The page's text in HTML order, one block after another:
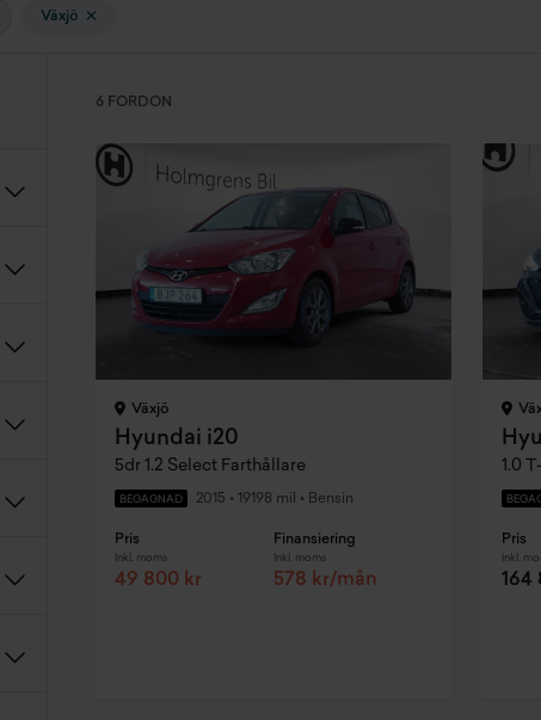
Växjö
6 FORDON
Växjö
Hyundai i20
5dr 1.2 Select Farthållare
BEGAGNAD 2015 • 19198 mil • Bensin
Pris
Inkl. moms
49 800 kr
Finansiering
Inkl. moms
578 kr/mån
1.0
Pris
Inkl.
164